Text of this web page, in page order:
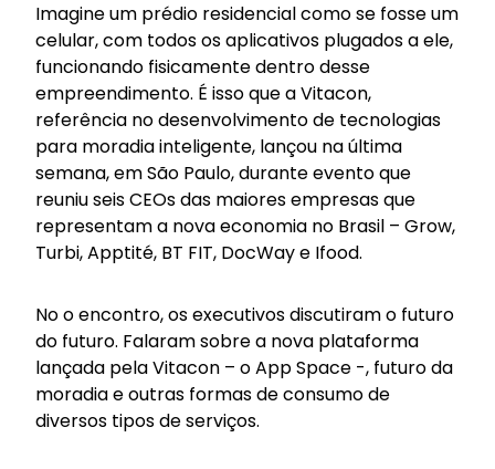
Imagine um prédio residencial como se fosse um
celular, com todos os aplicativos plugados a ele,
funcionando fisicamente dentro desse
empreendimento. É isso que a Vitacon,
referência no desenvolvimento de tecnologias
para moradia inteligente, lançou na última
semana, em São Paulo, durante evento que
reuniu seis CEOs das maiores empresas que
representam a nova economia no Brasil – Grow,
Turbi, Apptité, BT FIT, DocWay e Ifood.
No o encontro, os executivos discutiram o futuro
do futuro. Falaram sobre a nova plataforma
lançada pela Vitacon – o App Space -, futuro da
moradia e outras formas de consumo de
diversos tipos de serviços.